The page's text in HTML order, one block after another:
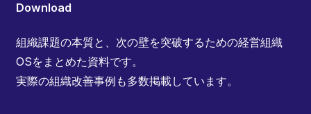
Download
組織課題の本質と、次の壁を突破するための経営組織
OSをまとめた資料です。
実際の組織改善事例も多数掲載しています。